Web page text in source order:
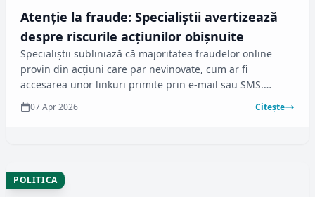
Atenție la fraude: Specialiștii avertizează
despre riscurile acțiunilor obișnuite
Specialiștii subliniază că majoritatea fraudelor online
provin din acțiuni care par nevinovate, cum ar fi
accesarea unor linkuri primite prin e-mail sau SMS.
Aceștia recomandă prudență și verificarea sursei
informațiilor pentru a preveni eventuale escrocherii.
07 Apr 2026 Citește
POLITICA